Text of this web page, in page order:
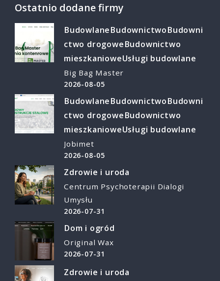
Ostatnio dodane firmy
BudowlaneBudownictwoBudowni
ctwo drogoweBudownictwo
mieszkanioweUsługi budowlane
Big Bag Master
2026-08-05
BudowlaneBudownictwoBudowni
ctwo drogoweBudownictwo
mieszkanioweUsługi budowlane
Jobimet
2026-08-05
Zdrowie i uroda
Centrum Psychoterapii Dialogi
Umysłu
2026-07-31
Dom i ogród
Original Wax
2026-07-31
Zdrowie i uroda